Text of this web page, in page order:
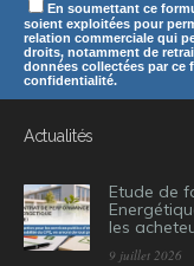
En soumettant ce
soient exploitées pour
relation commerciale qui
droits, notamment de
données collectées par
confidentialité.
Actualités
Etude de
les
9 juillet 2026